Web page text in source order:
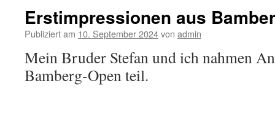
Erstimpressionen aus
Publiziert am 10. September 2024von admin
Mein Bruder Stefan und ich nahmen
Bamberg-Open teil.